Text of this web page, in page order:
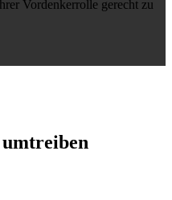
Vordenkerrolle gerecht zu